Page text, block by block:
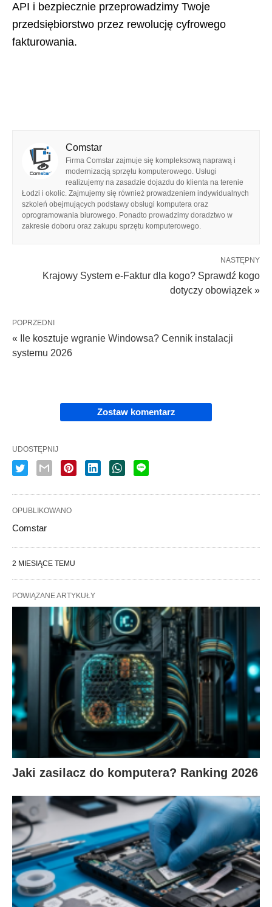
API i bezpiecznie przeprowadzimy Twoje
przedsiębiorstwo przez rewolucję cyfrowego
fakturowania.
Comstar
Firma Comstar zajmuje się kompleksową naprawą i
modernizacją sprzętu komputerowego. Usługi
realizujemy na zasadzie dojazdu do klienta na terenie
Łodzi i okolic. Zajmujemy się również prowadzeniem indywidualnych
szkoleń obejmujących podstawy obsługi komputera oraz
oprogramowania biurowego. Ponadto prowadzimy doradztwo w
zakresie doboru oraz zakupu sprzętu komputerowego.
NASTĘPNY
Krajowy System e-Faktur dla kogo? Sprawdź kogo
dotyczy obowiązek »
POPRZEDNI
« Ile kosztuje wgranie Windowsa? Cennik instalacji
systemu 2026
Zostaw komentarz
UDOSTĘPNIJ
OPUBLIKOWANO
Comstar
2 MIESIĄCE TEMU
POWIĄZANE ARTYKUŁY
Jaki zasilacz do komputera? Ranking 2026